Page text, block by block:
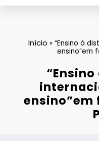
Início » “Ensino à
ensino”em